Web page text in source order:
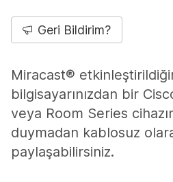
Geri Bildirim?
Miracast®
bilgisayarınızdan bir
veya Room Series
duymadan kablosuz
paylaşabilirsiniz.